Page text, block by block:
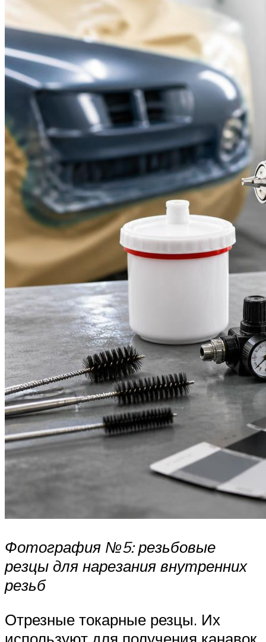
Фотография №5: резьбовые
резцы для нарезания внутренних
резьб
Отрезные токарные резцы. Их